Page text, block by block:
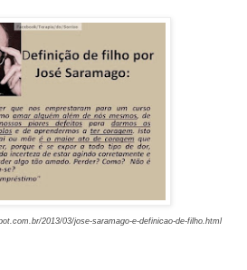
2013/03/jose-saramago-e-definicao-de-filho.html